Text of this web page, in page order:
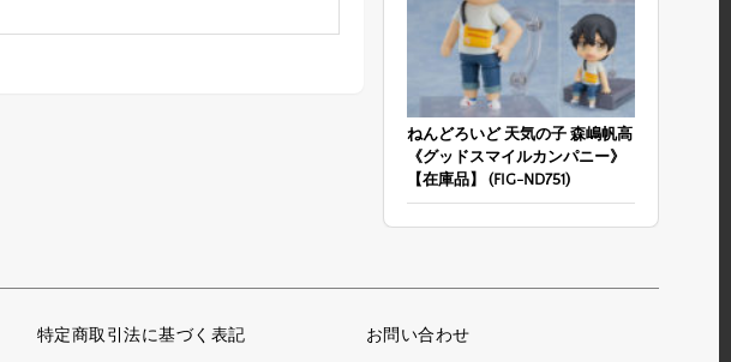
ねんどろいど 天気の子 森嶋帆高
《グッドスマイルカンパニー》
【在庫品】 (FIG-ND751)
特定商取引法に基づく表記 お問い合わせ